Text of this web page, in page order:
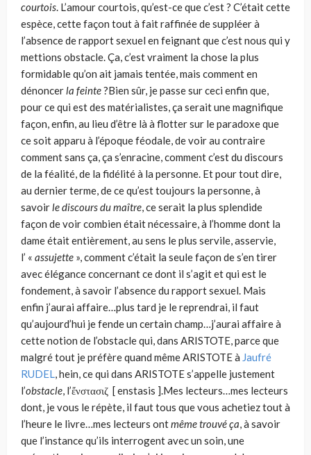
courtois. L’amour courtois, qu’est-ce que c’est ? C’était cette
espèce, cette façon tout à fait raffinée de suppléer à
l’absence de rapport sexuel en feignant que c’est nous qui y
mettions obstacle. Ça, c’est vraiment la chose la plus
formidable qu’on ait jamais tentée, mais comment en
dénoncerla feinte?Bien sûr, je passe sur ceci enfin que,
pour ce qui est des matérialistes, ça serait une magnifique
façon, enfin, au lieu d’être là à flotter sur le paradoxe que
ce soit apparu à l’époque féodale, de voir au contraire
comment sans ça, ça s’enracine, comment c’est du discours
de la féalité, de la fidélité à la personne. Et pour tout dire,
au dernier terme, de ce qu’est toujours la personne, à
savoirle discours du maître, ce serait la plus splendide
façon de voir combien était nécessaire, à l’homme dont la
dame était entièrement, au sens le plus servile, asservie,
l’ « assujette », comment c’était la seule façon de s’en tirer
avec élégance concernant ce dont il s’agit et qui est le
fondement, à savoir l’absence du rapport sexuel. Mais
enfin j’aurai affaire…plus tard je le reprendrai, il faut
qu’aujourd’hui je fende un certain champ…j’aurai affaire à
cette notion de l’obstacle qui, dans ARISTOTE, parce que
malgré tout je préfère quand même ARISTOTE à Jaufré
RUDEL, hein, ce qui dans ARISTOTE s’appelle justement
l’obstacle, l’ἔνστασιζ [ enstasis ].Mes lecteurs…mes lecteurs
dont, je vous le répète, il faut tous que vous achetiez tout à
l’heure le livre…mes lecteurs ontmême trouvé ça, à savoir
que l’instance qu’ils interrogent avec un soin, une